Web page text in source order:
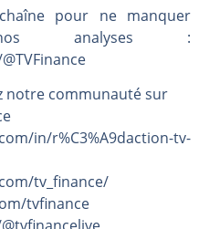
pour ne manquer
analyses :
notre communauté sur
in/r%C3%A9daction-tv-
tv_finance/
tvfinance